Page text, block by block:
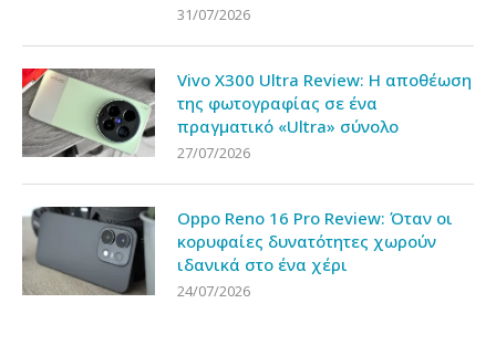
31/07/2026
Vivo X300 Ultra Review: Η αποθέωση
της φωτογραφίας σε ένα
πραγματικό «Ultra» σύνολο
27/07/2026
Oppo Reno 16 Pro Review: Όταν οι
κορυφαίες δυνατότητες χωρούν
ιδανικά στο ένα χέρι
24/07/2026